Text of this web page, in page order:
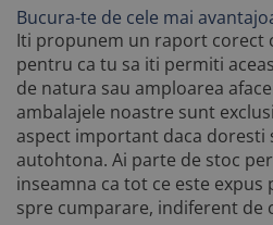
Bucura-te de cele mai
Iti propunem un raport corect
pentru ca tu sa iti permiti
de natura sau amploarea
ambalajele noastre sunt
aspect important daca doresti
autohtona. Ai parte de stoc
inseamna ca tot ce este expus
spre cumparare, indiferent de